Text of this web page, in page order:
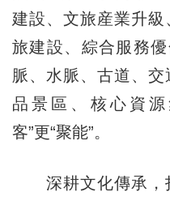
建設、文旅産業升
旅建設、綜合服務
脈、水脈、古道、
品景區、核心資
客”更“聚能”。
深耕文化傳承，